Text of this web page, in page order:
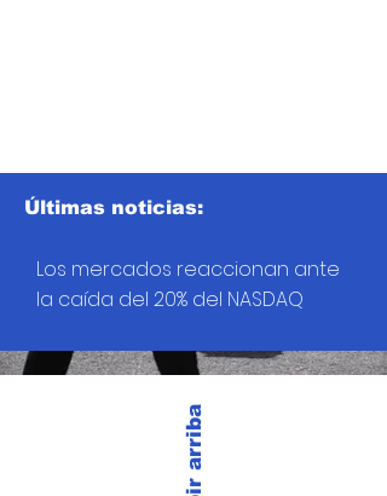
Subir arriba
Últimas noticias:
Los mercados reaccionan ante
la caída del 20% del NASDAQ